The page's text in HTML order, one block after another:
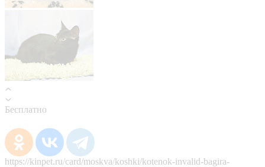
Бесплатно
https://kinpet.ru/card/moskva/koshki/kotenok-invalid-bagira-